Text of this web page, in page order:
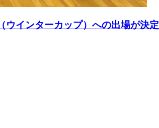
インターカップ）への出場が決定